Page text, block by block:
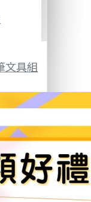
文具組